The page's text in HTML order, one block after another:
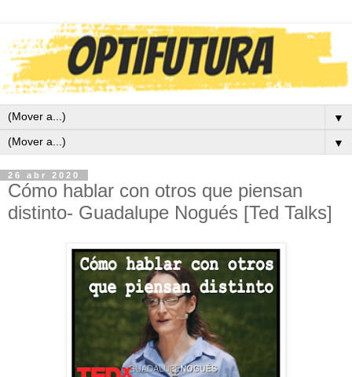
▼
▼
26 abr 2020
Cómo hablar con otros que piensan
distinto- Guadalupe Nogués [Ted Talks]